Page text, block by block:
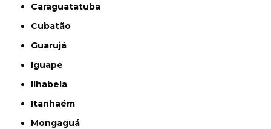
Caraguatatuba
Cubatão
Guarujá
Iguape
Ilhabela
Itanhaém
Mongaguá